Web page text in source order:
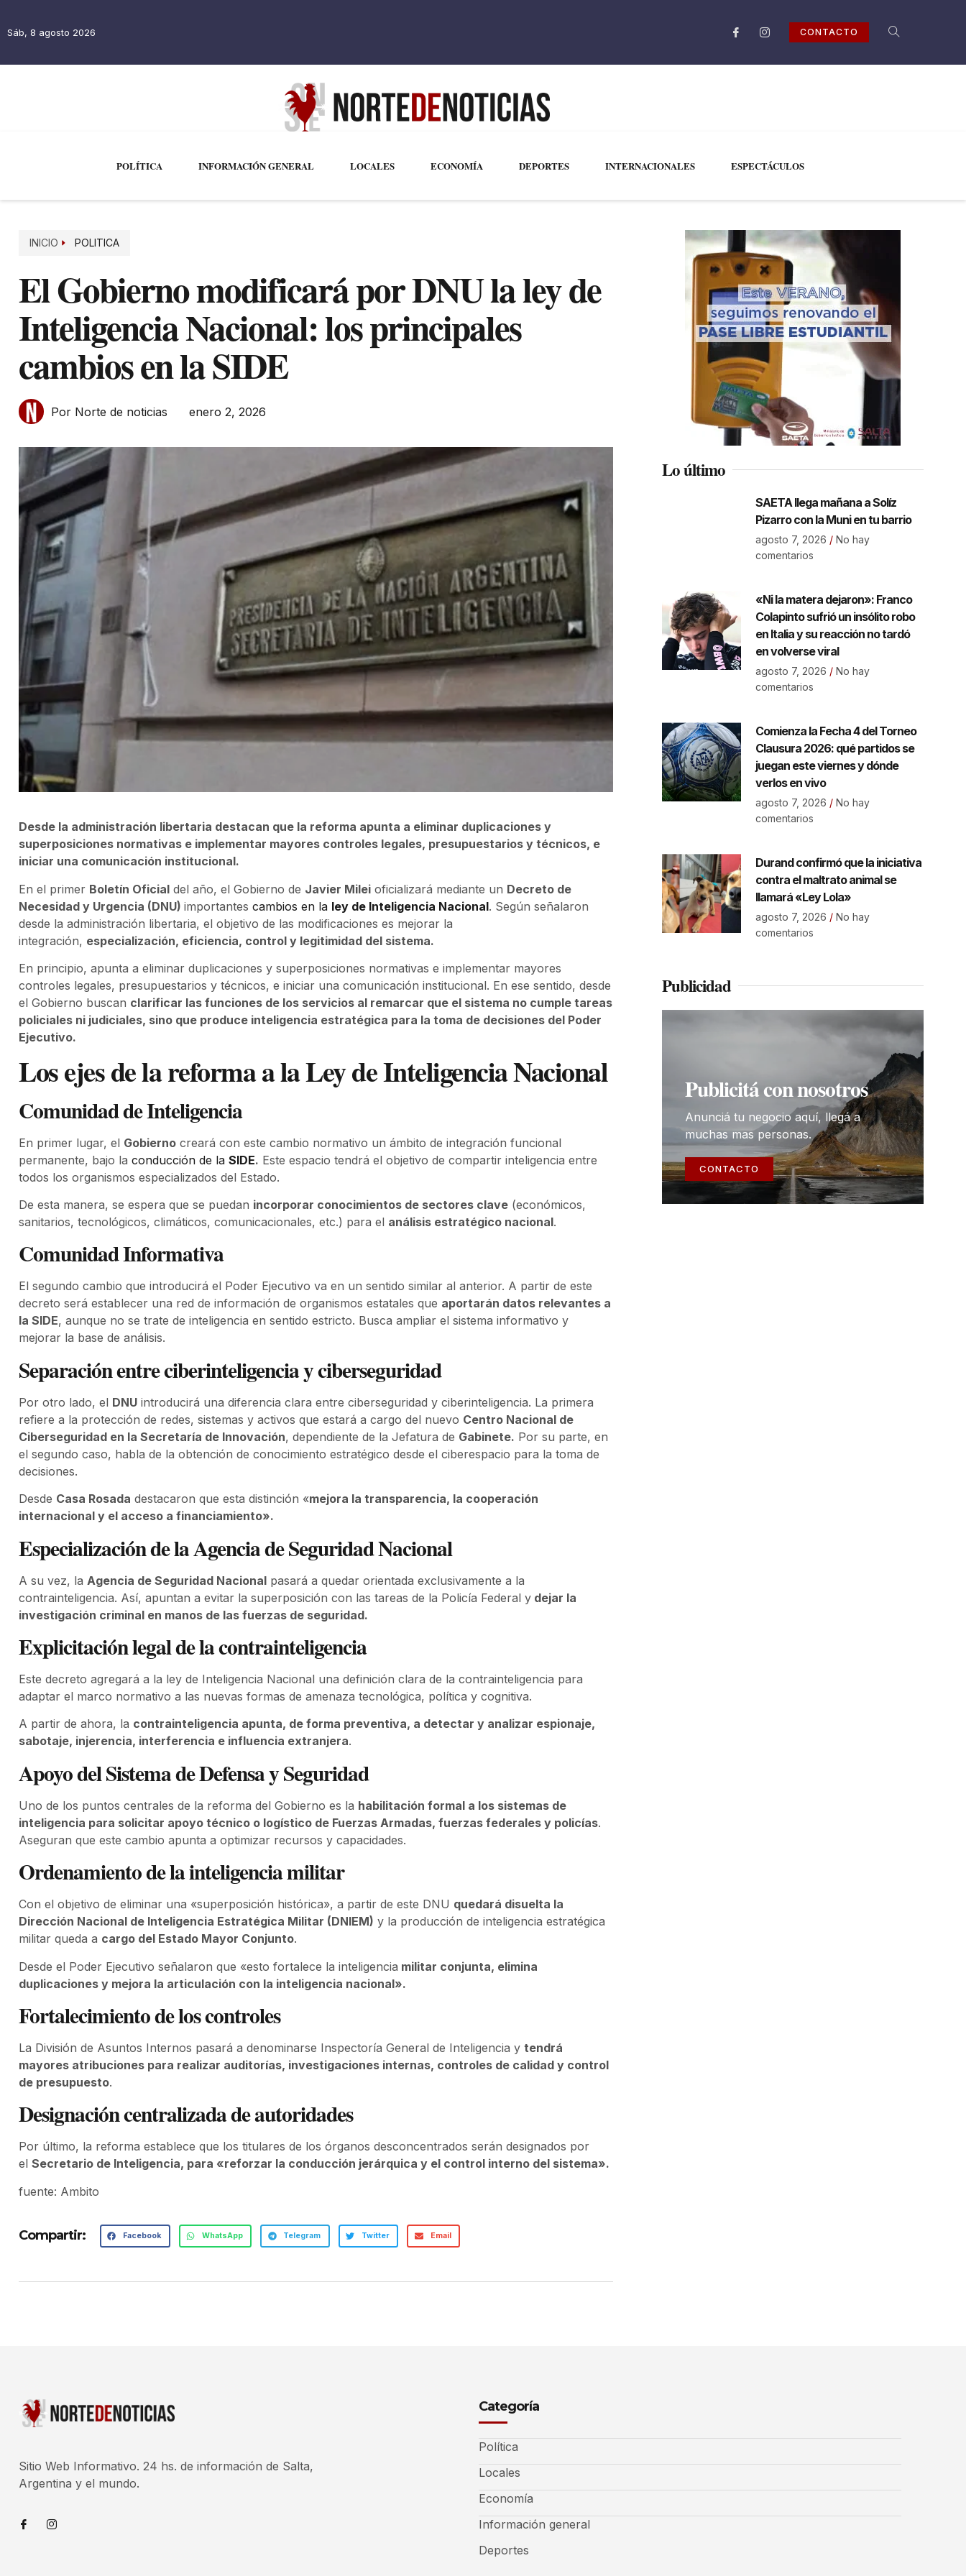
Sáb, 8 agosto 2026 CONTACTO
POLÍTICA INFORMACIÓN GENERAL LOCALES ECONOMÍA DEPORTES INTERNACIONALES ESPECTÁCULOS
INICIO POLITICA
El Gobierno modificará por DNU la ley de
Inteligencia Nacional: los principales
cambios en la SIDE
Por Norte de noticias enero 2, 2026
Desde la administración libertaria destacan que la reforma apunta a eliminar duplicaciones y
superposiciones normativas e implementar mayores controles legales, presupuestarios y técnicos, e
iniciar una comunicación institucional.
En el primer Boletín Oficial del año, el Gobierno de Javier Milei oficializará mediante un Decreto de
Necesidad y Urgencia (DNU) importantes cambios en la ley de Inteligencia Nacional. Según señalaron
desde la administración libertaria, el objetivo de las modificaciones es mejorar la
integración, especialización, eficiencia, control y legitimidad del sistema.
En principio, apunta a eliminar duplicaciones y superposiciones normativas e implementar mayores
controles legales, presupuestarios y técnicos, e iniciar una comunicación institucional. En ese sentido, desde
el Gobierno buscan clarificar las funciones de los servicios al remarcar que el sistema no cumple tareas
policiales ni judiciales, sino que produce inteligencia estratégica para la toma de decisiones del Poder
Ejecutivo.
Los ejes de la reforma a la Ley de Inteligencia Nacional
Comunidad de Inteligencia
En primer lugar, el Gobierno creará con este cambio normativo un ámbito de integración funcional
permanente, bajo la conducción de la SIDE. Este espacio tendrá el objetivo de compartir inteligencia entre
todos los organismos especializados del Estado.
De esta manera, se espera que se puedan incorporar conocimientos de sectores clave (económicos,
sanitarios, tecnológicos, climáticos, comunicacionales, etc.) para el análisis estratégico nacional.
Comunidad Informativa
El segundo cambio que introducirá el Poder Ejecutivo va en un sentido similar al anterior. A partir de este
decreto será establecer una red de información de organismos estatales que aportarán datos relevantes a
la SIDE, aunque no se trate de inteligencia en sentido estricto. Busca ampliar el sistema informativo y
mejorar la base de análisis.
Separación entre ciberinteligencia y ciberseguridad
Por otro lado, el DNU introducirá una diferencia clara entre ciberseguridad y ciberinteligencia. La primera
refiere a la protección de redes, sistemas y activos que estará a cargo del nuevo Centro Nacional de
Ciberseguridad en la Secretaría de Innovación, dependiente de la Jefatura de Gabinete. Por su parte, en
el segundo caso, habla de la obtención de conocimiento estratégico desde el ciberespacio para la toma de
decisiones.
Desde Casa Rosada destacaron que esta distinción «mejora la transparencia, la cooperación
internacional y el acceso a financiamiento».
Especialización de la Agencia de Seguridad Nacional
A su vez, la Agencia de Seguridad Nacional pasará a quedar orientada exclusivamente a la
contrainteligencia. Así, apuntan a evitar la superposición con las tareas de la Policía Federal y dejar la
investigación criminal en manos de las fuerzas de seguridad.
Explicitación legal de la contrainteligencia
Este decreto agregará a la ley de Inteligencia Nacional una definición clara de la contrainteligencia para
adaptar el marco normativo a las nuevas formas de amenaza tecnológica, política y cognitiva.
A partir de ahora, la contrainteligencia apunta, de forma preventiva, a detectar y analizar espionaje,
sabotaje, injerencia, interferencia e influencia extranjera.
Apoyo del Sistema de Defensa y Seguridad
Uno de los puntos centrales de la reforma del Gobierno es la habilitación formal a los sistemas de
inteligencia para solicitar apoyo técnico o logístico de Fuerzas Armadas, fuerzas federales y policías.
Aseguran que este cambio apunta a optimizar recursos y capacidades.
Ordenamiento de la inteligencia militar
Con el objetivo de eliminar una «superposición histórica», a partir de este DNU quedará disuelta la
Dirección Nacional de Inteligencia Estratégica Militar (DNIEM) y la producción de inteligencia estratégica
militar queda a cargo del Estado Mayor Conjunto.
Desde el Poder Ejecutivo señalaron que «esto fortalece la inteligencia militar conjunta, elimina
duplicaciones y mejora la articulación con la inteligencia nacional».
Fortalecimiento de los controles
La División de Asuntos Internos pasará a denominarse Inspectoría General de Inteligencia y tendrá
mayores atribuciones para realizar auditorías, investigaciones internas, controles de calidad y control
de presupuesto.
Designación centralizada de autoridades
Por último, la reforma establece que los titulares de los órganos desconcentrados serán designados por
el Secretario de Inteligencia, para «reforzar la conducción jerárquica y el control interno del sistema».
fuente: Ambito
Compartir: Facebook WhatsApp Telegram Twitter Email
Lo último
SAETA llega mañana a Solíz
Pizarro con la Muni en tu barrio
agosto 7, 2026 No hay
comentarios
«Ni la matera dejaron»: Franco
Colapinto sufrió un insólito robo
en Italia y su reacción no tardó
en volverse viral
agosto 7, 2026 No hay
comentarios
Comienza la Fecha 4 del Torneo
Clausura 2026: qué partidos se
juegan este viernes y dónde
verlos en vivo
agosto 7, 2026 No hay
comentarios
Durand confirmó que la iniciativa
contra el maltrato animal se
llamará «Ley Lola»
agosto 7, 2026 No hay
comentarios
Publicidad
Publicitá con nosotros
Anunciá tu negocio aquí, llegá a
muchas mas personas.
CONTACTO
Sitio Web Informativo. 24 hs. de información de Salta,
Argentina y el mundo.
Categoría
Política
Locales
Economía
Información general
Deportes